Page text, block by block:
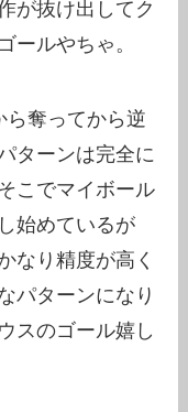
が抜け出してク
ールやちゃ。
ら奪ってから逆
ターンは完全に
こでマイボール
始めているが
なり精度が高く
パターンになり
スのゴール嬉し